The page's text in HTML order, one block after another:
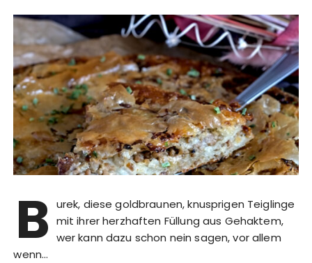
B urek, diese goldbraunen, knusprigen Teiglinge
mit ihrer herzhaften Füllung aus Gehaktem,
wer kann dazu schon nein sagen, vor allem
wenn…